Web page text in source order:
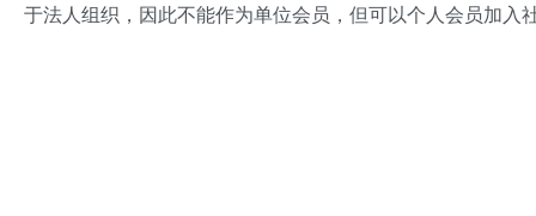
于法人组织，因此不能作为单位会员，但可以个人会员加入